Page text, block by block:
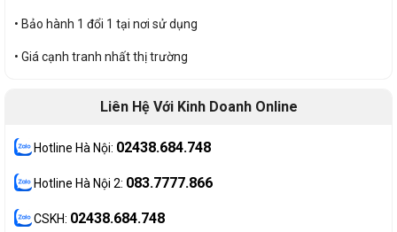
• Bảo hành 1 đổi 1 tại nơi sử dụng
• Giá cạnh tranh nhất thị trường
Liên Hệ Với Kinh Doanh Online
Hotline Hà Nội: 02438.684.748
Hotline Hà Nội 2: 083.7777.866
CSKH: 02438.684.748